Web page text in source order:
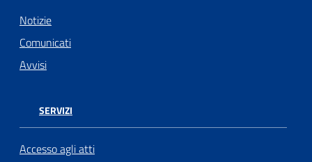
Notizie
Comunicati
Avvisi
SERVIZI
Accesso agli atti